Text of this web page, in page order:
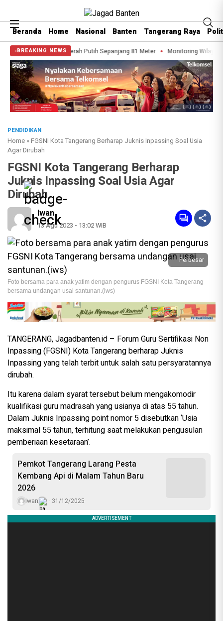
Beranda Home Nasional Banten Tangerang Raya
BREAKING NEWS
Bendera Merah Putih Sepanjang 81 Meter Monitoring Wilayah, Lurah
PENDIDIKAN
Home »FGSNI Kota Tangerang Berharap Juknis Inpassing Soal Usia
Agar Dirubah
FGSNI Kota Tangerang Berharap
Juknis Inpassing Soal Usia Agar
Dirubah
Iwan
13 Agu 2023 - 13:02 WIB
Perbesar
Foto bersama para anak yatim dengan pengurus FGSNI Kota Tangerang
bersama undangan usai santunan.(iws)
TANGERANG, Jagadbanten.id – Forum Guru Sertifikasi Non
Inpassing (FGSNI) Kota Tangerang berharap Juknis
Inpassing yang telah terbit untuk salah satu persyaratannya
dirubah.
Itu karena dalam syarat tersebut belum mengakomodir
kualifikasi guru madrasah yang usianya di atas 55 tahun.
Dalam Juknis Inpassing point nomor 5 disebutkan ‘Usia
maksimal 55 tahun, terhitung saat melakukan pengusulan
pemberiaan kesetaraan’.
Pemkot Tangerang Larang Pesta
Kembang Api di Malam Tahun Baru
2026
Iwan 31/12/2025